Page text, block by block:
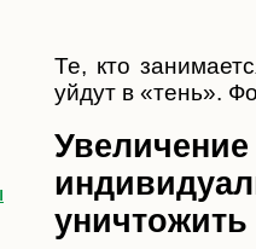
Те, кто
уйдут в «тень».
Увеличение